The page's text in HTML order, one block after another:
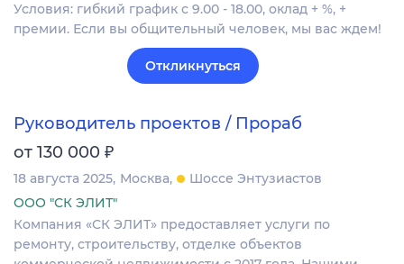
Условия: гибкий график с 9.00 - 18.00, оклад + %, +
премии. Если вы общительный человек, мы вас ждем!
Откликнуться
Руководитель проектов / Прораб
от 130 000 ₽
18 августа 2025 Москва
Шоссе Энтузиастов
ООО "СК ЭЛИТ"
Компания «СК ЭЛИТ» предоставляет услуги по
ремонту, строительству, отделке объектов